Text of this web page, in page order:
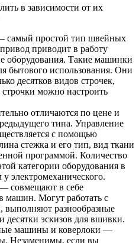
в зависимости от их
самый простой тип швейных
приводит в работу
оборудования. Такие машинки
бытового использования. Они
десятков видов строчек,
можно настроить
отличаются по цене и
типа. Управление
с помощью
стежка и его тип, вид ткани
программой. Количество
категории оборудования в
электромеханического.
совмещают в себе
машин. Могут работать с
выполняют разнообразные
десятки эскизов для вшивки.
машины и коверлоки —
Незаменимы, если вы